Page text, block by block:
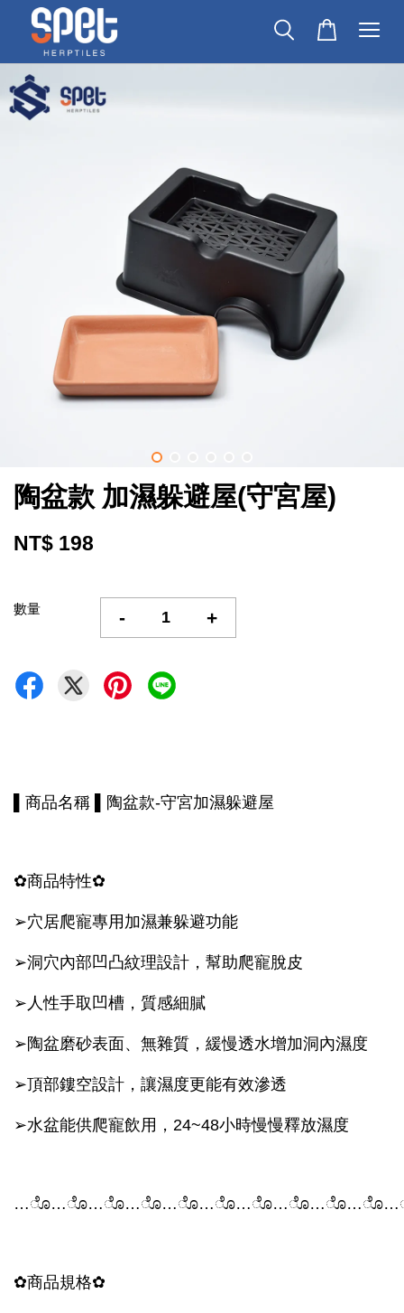
陶盆款 加濕躲避屋(守宮屋)
NT$ 198
數量 - +
▌商品名稱 ▌陶盆款-守宮加濕躲避屋
✿商品特性✿
➢穴居爬寵專用加濕兼躲避功能
➢洞穴內部凹凸紋理設計，幫助爬寵脫皮
➢ 人性手取凹槽，質感細膩
➢ 陶盆磨砂表面、無雜質，緩慢透水增加洞內濕度
➢頂部鏤空設計，讓濕度更能有效滲透
➢水盆能供爬寵飲用，24~48小時慢慢釋放濕度
…ೊ…ೊ…ೊ…ೊ…ೊ…ೊ…ೊ…ೊ…ೊ…ೊ…
✿商品規格✿